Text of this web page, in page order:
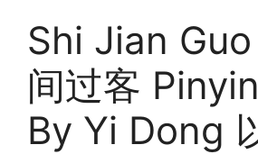
Shi Jian
间过客
By Yi Dong